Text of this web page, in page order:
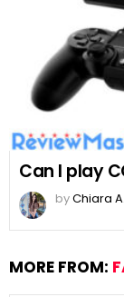
Can I play
byChiara A.
MORE FROM: